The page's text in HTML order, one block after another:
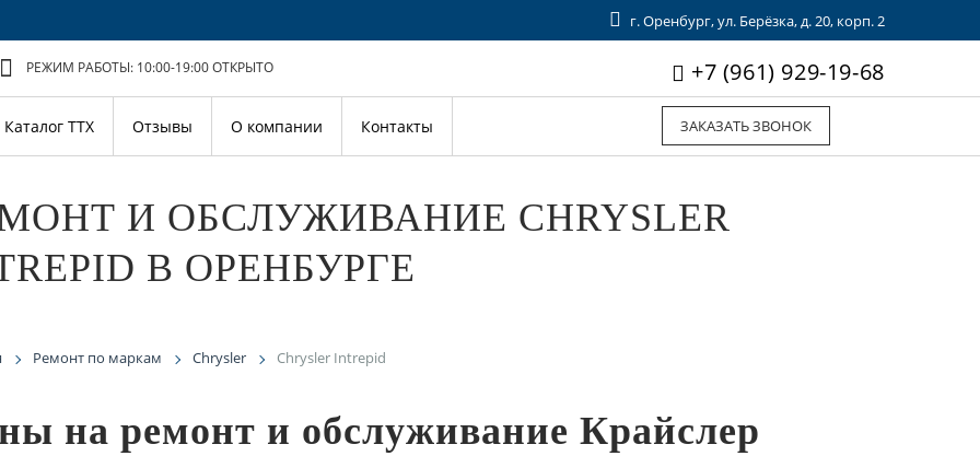
г. Оренбург, ул. Берёзка, д. 20, корп. 2
+7 (961) 929-19-68
РЕЖИМ РАБОТЫ: 10:00-19:00ОТКРЫТО
ЗАКАЗАТЬ ЗВОНОК
Каталог ТТХ Отзывы О компании Контакты
И ОБСЛУЖИВАНИЕ CHRYSLER
В ОРЕНБУРГЕ
Ремонт по маркам Chrysler Chrysler Intrepid
на ремонт и обслуживание Крайслер